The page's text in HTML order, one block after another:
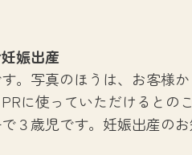
娠出産
。写真のほうは、お客様
に使っていただけるとの
３歳児です。妊娠出産の